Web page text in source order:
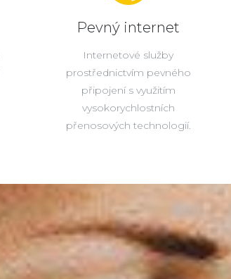
Pevný internet
Internetové služby
prostřednictvím pevného
připojení s využitím
vysokorychlostních
přenosových technologií.